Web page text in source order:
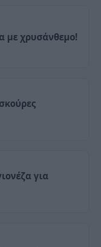
με χρυσάνθεμο!
για